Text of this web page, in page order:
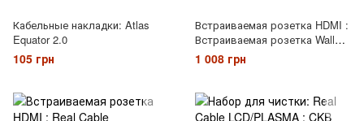
Кабельные накладки: Atlas
Equator 2.0
105 грн
Встраиваемая розетка HDMI :
Встраиваемая розетка Wall
Plate HDMI F/ HDMI F 180°
1 008 грн